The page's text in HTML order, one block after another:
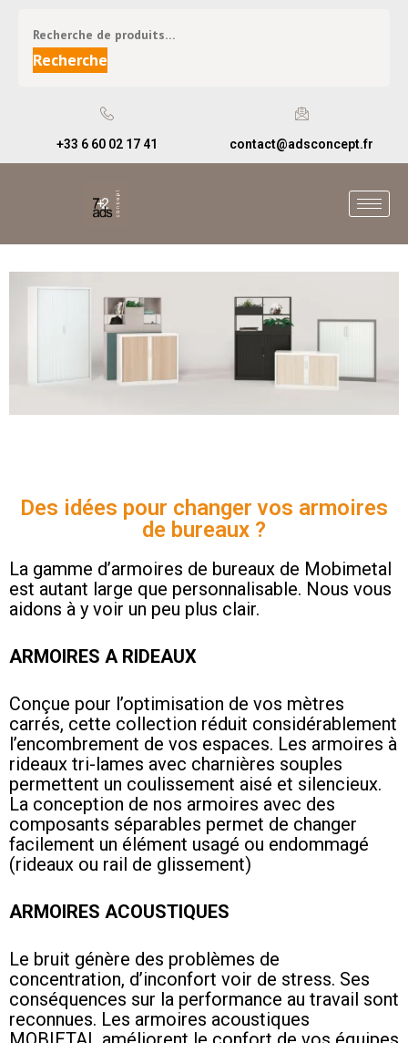
Recherche
+33 6 60 02 17 41 contact@adsconcept.fr
Des idées pour changer vos armoires
de bureaux ?
La gamme d’armoires de bureaux de Mobimetal
est autant large que personnalisable. Nous vous
aidons à y voir un peu plus clair.
ARMOIRES A RIDEAUX
Conçue pour l’optimisation de vos mètres
carrés, cette collection réduit considérablement
l’encombrement de vos espaces. Les armoires à
rideaux tri-lames avec charnières souples
permettent un coulissement aisé et silencieux.
La conception de nos armoires avec des
composants séparables permet de changer
facilement un élément usagé ou endommagé
(rideaux ou rail de glissement)
ARMOIRES ACOUSTIQUES
Le bruit génère des problèmes de
concentration, d’inconfort voir de stress. Ses
conséquences sur la performance au travail sont
reconnues. Les armoires acoustiques